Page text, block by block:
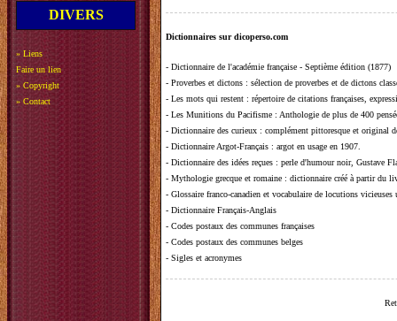
DIVERS
» Liens
Faire un lien
» Copyright
» Contact
Dictionnaires sur dicoperso.com
- Dictionnaire de l'académie française - Septième édition (1877)
- Proverbes et dictons : sélection de proverbes et de dictons
- Les mots qui restent : répertoire de citations françaises,
- Les Munitions du Pacifisme : Anthologie de plus de 400
- Dictionnaire des curieux : complément pittoresque et original
- Dictionnaire Argot-Français : argot en usage en 1907.
- Dictionnaire des idées reçues : perle d'humour noir, Gustave
- Mythologie grecque et romaine : dictionnaire créé à partir du
- Glossaire franco-canadien et vocabulaire de locutions vicieuses
- Dictionnaire Français-Anglais
- Codes postaux des communes françaises
- Codes postaux des communes belges
- Sigles et acronymes